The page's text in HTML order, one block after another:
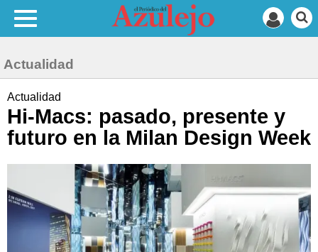
Actualidad
Actualidad
Hi-Macs: pasado, presente y
futuro en la Milan Design Week